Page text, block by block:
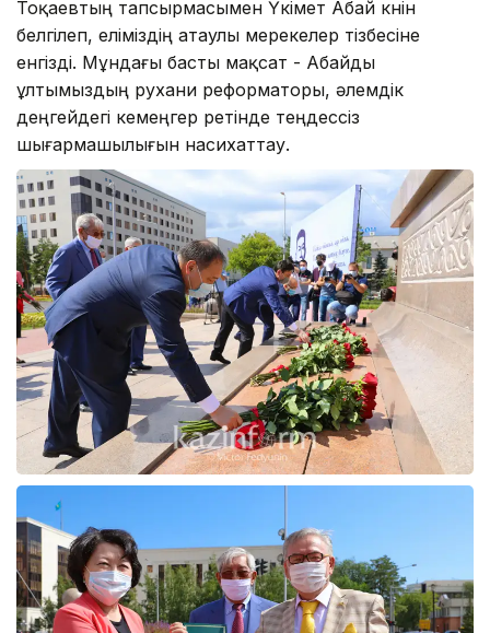
Тоқаевтың тапсырмасымен Үкімет Абай күнін
белгілеп, еліміздің атаулы мерекелер тізбесіне
енгізді. Мұндағы басты мақсат - Абайды
ұлтымыздың рухани реформаторы, әлемдік
деңгейдегі кемеңгер ретінде теңдессіз
шығармашылығын насихаттау.